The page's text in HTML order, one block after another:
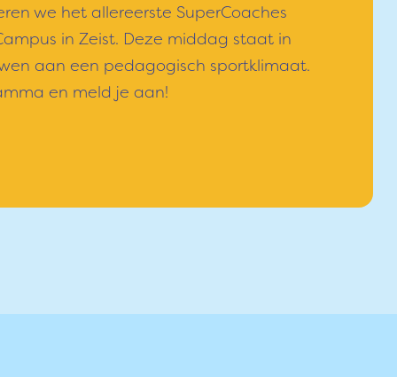
we het allereerste SuperCoaches
in Zeist. Deze middag staat in
aan een pedagogisch sportklimaat.
en meld je aan!